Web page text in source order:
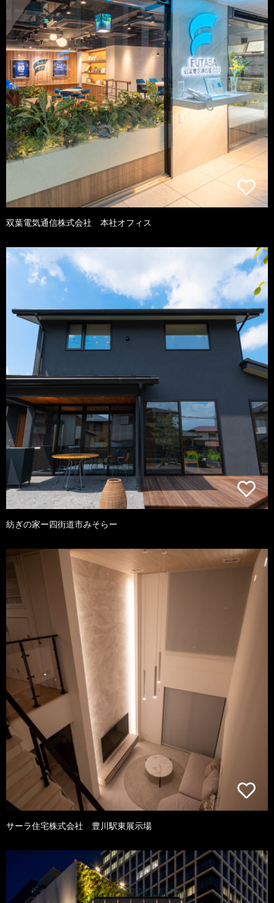
双葉電気通信株式会社 本社オフィス
紡ぎの家ー四街道市みそらー
サーラ住宅株式会社 豊川駅東展示場